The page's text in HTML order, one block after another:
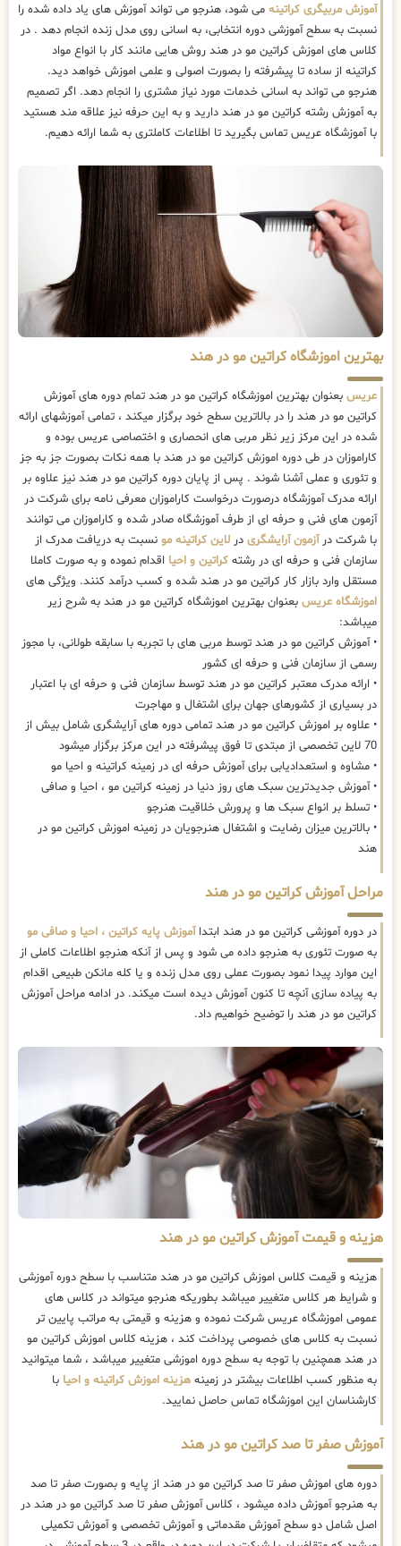
آموزش مربیگری کراتینه می شود، هنرجو می تواند آموزش های یاد داده شده را
نسبت به سطح آموزشی دوره انتخابی، به اسانی روی مدل زنده انجام دهد . در
کلاس های اموزش کراتین مو در هند روش هایی مانند کار با انواع مواد
کراتینه از ساده تا پیشرفته را بصورت اصولی و علمی اموزش خواهد دید.
هنرجو می تواند به اسانی خدمات مورد نیاز مشتری را انجام دهد. اگر تصمیم
به آموزش رشته کراتین مو در هند دارید و به این حرفه نیز علاقه مند هستید
با آموزشگاه عریس تماس بگیرید تا اطلاعات کاملتری به شما ارائه دهیم.
بهترین اموزشگاه کراتین مو در هند
عریس بعنوان بهترین اموزشگاه کراتین مو در هند تمام دوره های آموزش
کراتین مو در هند را در بالاترین سطح خود برگزار میکند ، تمامی آموزشهای ارائه
شده در این مرکز زیر نظر مربی های انحصاری و اختصاصی عریس بوده و
کاراموزان در طی دوره اموزش کراتین مو در هند با همه نکات بصورت جز به جز
و تئوری و عملی آشنا شوند . پس از پایان دوره کراتین مو در هند نیز علاوه بر
ارائه مدرک آموزشگاه درصورت درخواست کاراموزان معرفی نامه برای شرکت در
آزمون های فنی و حرفه ای از طرف آموزشگاه صادر شده و کاراموزان می توانند
با شرکت درآزمون آرایشگری در لاین کراتینه مو نسبت به دریافت مدرک از
سازمان فنی و حرفه ای در رشته کراتین و احیا اقدام نموده و به صورت کاملا
مستقل وارد بازار کار کراتین مو در هند شده و کسب درآمد کنند. ویژگی های
اموزشگاه عریس بعنوان بهترین اموزشگاه کراتین مو در هند به شرح زیر
میباشد:
• آموزش کراتین مو در هند توسط مربی های با تجربه با سابقه طولانی، با مجوز
رسمی از سازمان فنی و حرفه ای کشور
• ارائه مدرک معتبر کراتین مو در هند توسط سازمان فنی و حرفه ای با اعتبار
در بسیاری از کشورهای جهان برای اشتغال و مهاجرت
• علاوه بر اموزش کراتین مو در هند تمامی دوره های آرایشگری شامل بیش از
70 لاین تخصصی از مبتدی تا فوق پیشرفته در این مرکز برگزار میشود
• مشاوه و استعدادیابی برای آموزش حرفه ای در زمینه کراتینه و احیا مو
• آموزش جدیدترین سبک های روز دنیا در زمینه کراتین مو ، احیا و صافی
• تسلط بر انواع سبک ها و پرورش خلاقیت هنرجو
• بالاترین میزان رضایت و اشتغال هنرجویان در زمینه اموزش کراتین مو در
هند
مراحل آموزش کراتین مو در هند
در دوره آموزشی کراتین مو در هند ابتداآموزش پایه کراتین ، احیا و صافی مو
به صورت تئوری به هنرجو داده می شود و پس از آنکه هنرجو اطلاعات کاملی از
این موارد پیدا نمود بصورت عملی روی مدل زنده و یا کله مانکن طبیعی اقدام
به پیاده سازی آنچه تا کنون آموزش دیده است میکند. در ادامه مراحل آموزش
کراتین مو در هند را توضیح خواهیم داد.
هزینه و قیمت آموزش کراتین مو در هند
هزینه و قیمت کلاس اموزش کراتین مو در هند متناسب با سطح دوره آموزشی
و شرایط هر کلاس متغییر میباشد بطوریکه هنرجو میتواند در کلاس های
عمومی اموزشگاه عریس شرکت نموده و هزینه و قیمتی به مراتب پایین تر
نسبت به کلاس های خصوصی پرداخت کند ، هزینه کلاس اموزش کراتین مو
در هند همچنین با توجه به سطح دوره اموزشی متغییر میباشد ، شما میتوانید
به منظور کسب اطلاعات بیشتر در زمینه هزینه اموزش کراتینه و احیا با
کارشناسان این اموزشگاه تماس حاصل نمایید.
آموزش صفر تا صد کراتین مو در هند
دوره های اموزش صفر تا صد کراتین مو در هند از پایه و بصورت صفر تا صد
به هنرجو آموزش داده میشود ، کلاس آموزش صفر تا صد کراتین مو در هند در
اصل شامل دو سطح آموزش مقدماتی و آموزش تخصصی و آموزش تکمیلی